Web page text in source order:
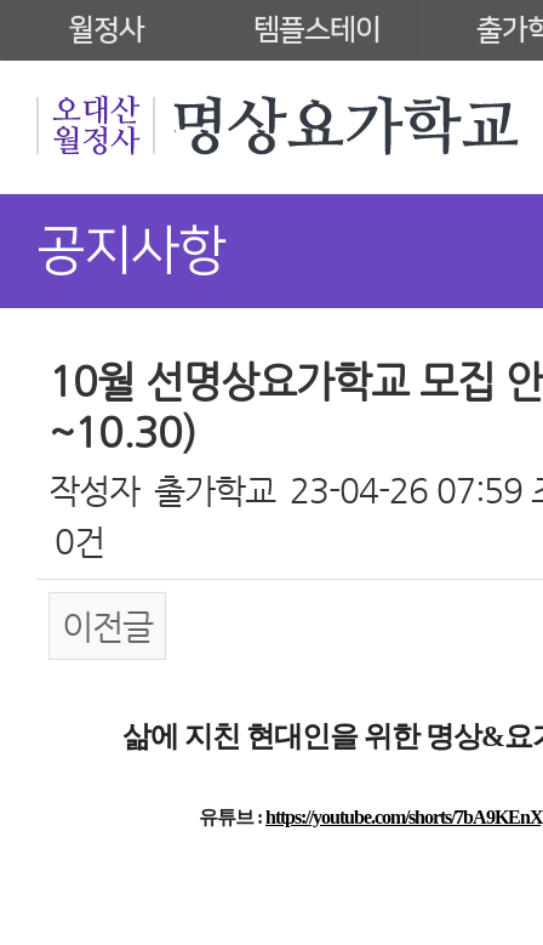
월정사 템플스테이 출가
공지사항
10월 선명상요가학교 모집
~10.30)
작성자 출가학교 23-04-26 07:59
0건
이전글
삶에 지친 현대인을 위한 명상&
유튜브 : https://youtube.com/shorts/